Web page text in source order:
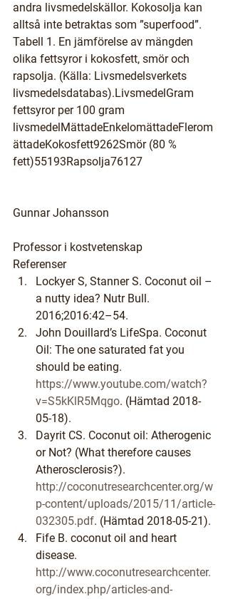
andra livsmedelskällor. Kokosolja kan
alltså inte betraktas som ”superfood”.
Tabell 1. En jämförelse av mängden
olika fettsyror i kokosfett, smör och
rapsolja. (Källa: Livsmedelsverkets
livsmedelsdatabas).LivsmedelGram
fettsyror per 100 gram
livsmedelMättadeEnkelomättadeFlerom
ättadeKokosfett9262Smör (80 %
fett)55193Rapsolja76127
Gunnar Johansson
Professor i kostvetenskap
Referenser
Lockyer S, Stanner S. Coconut oil –
a nutty idea? Nutr Bull.
2016;2016:42–54.
John Douillard’s LifeSpa. Coconut
Oil: The one saturated fat you
should be eating.
https://www.youtube.com/watch?
v=S5kKlR5Mqgo. (Hämtad 2018-
05-18).
Dayrit CS. Coconut oil: Atherogenic
or Not? (What therefore causes
Atherosclerosis?).
http://coconutresearchcenter.org/w
p-content/uploads/2015/11/article-
032305.pdf. (Hämtad 2018-05-21).
Fife B. coconut oil and heart
disease.
http://www.coconutresearchcenter.
org/index.php/articles-and-